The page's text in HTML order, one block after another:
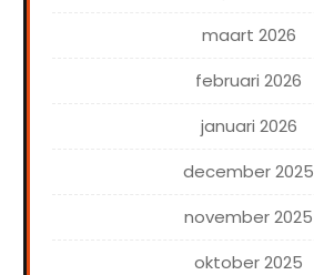
maart 2026
februari 2026
januari 2026
december 2025
november 2025
oktober 2025